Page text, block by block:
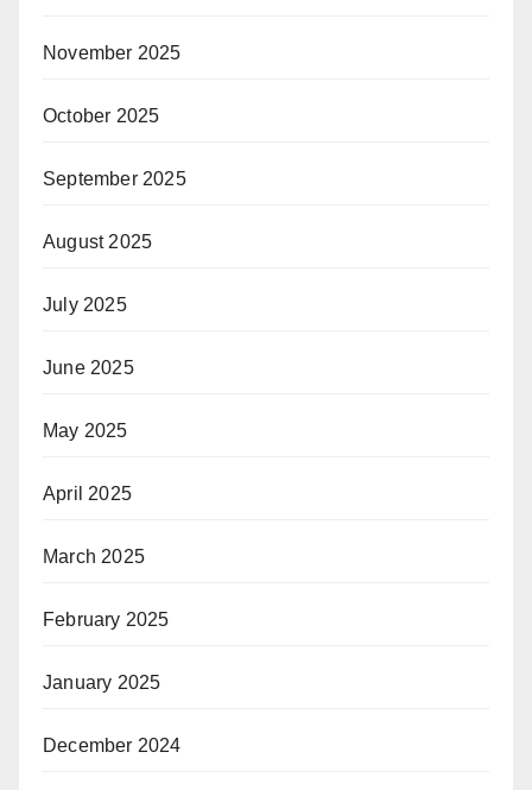
November 2025
October 2025
September 2025
August 2025
July 2025
June 2025
May 2025
April 2025
March 2025
February 2025
January 2025
December 2024